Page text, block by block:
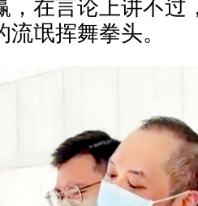
，在言论上讲不过
氓挥舞拳头。